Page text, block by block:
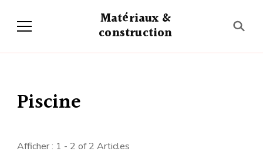
Matériaux &
construction
Piscine
Afficher : 1 - 2 of 2 Articles